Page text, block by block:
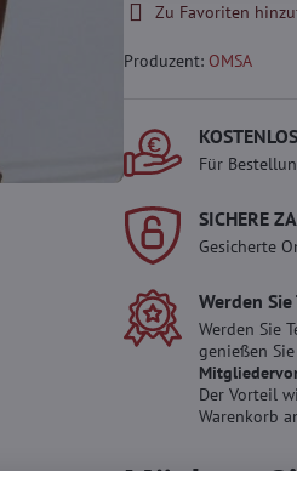
Zu Favoriten
Produzent: OMSA
Für
SICHERE
Gesicherte
Werden
Werden Sie
genießen
Der Vorteil
Warenkorb
Möchten